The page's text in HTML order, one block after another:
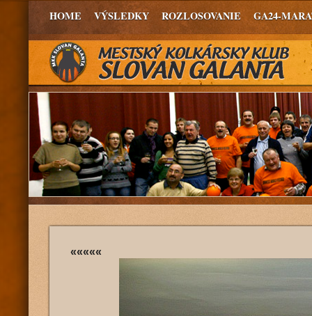
HOME VÝSLEDKY ROZLOSOVANIE GA24-
«««««